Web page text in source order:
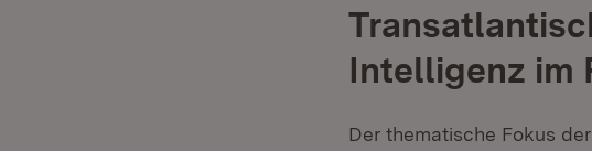
Intelligenz im
Der thematische Fokus